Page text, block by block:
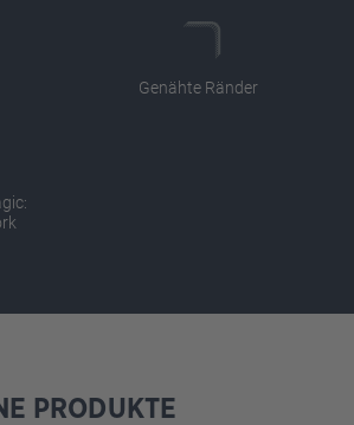
Genähte Ränder
PRODUKTE